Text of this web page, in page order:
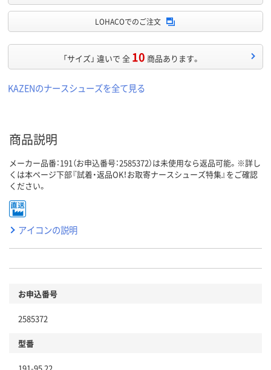
LOHACOでのご注文
「サイズ」 違いで 全 10 商品あります。
KAZENのナースシューズを全て見る
商品説明
メーカー品番：191（お申込番号：2585372）は未使用なら返品可能。※詳し
くは本ページ下部『試着・返品OK！お取寄ナースシューズ特集』をご確認
ください。
アイコンの説明
お申込番号
2585372
型番
191-95 22